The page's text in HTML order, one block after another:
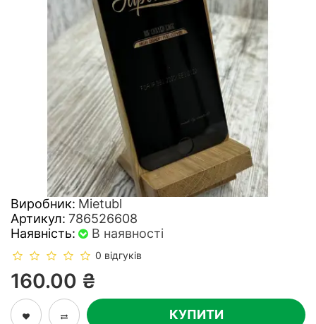
Виробник: Mietubl
Артикул: 786526608
Наявність:
В наявності
0 відгуків
160.00 ₴
КУПИТИ